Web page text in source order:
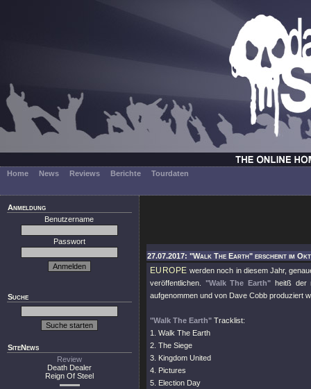
Home News Reviews Berichte Tourdaten
Anmeldung
Benutzername
Passwort
Suche
SiteNews
Review
Death Dealer
Reign Of Steel
27.07.2017: "Walk The Earth" erscheint im
EUROPE werden noch in diesem Jahr,
veröffentlichen. "Walk The Earth" heitß der
aufgenommen und von Dave Cobb produziert
"Walk The Earth" Tracklist:
1. Walk The Earth
2. The Siege
3. Kingdom United
4. Pictures
5. Election Day